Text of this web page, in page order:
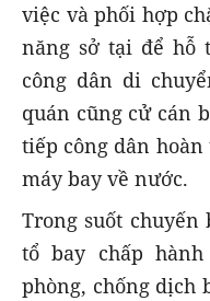
việc và phối hợp
năng sở tại để hỗ
công dân di
quán cũng cử cán
tiếp công dân
máy bay về nước.
Trong suốt chuyến
tổ bay chấp
phòng, chống dịch